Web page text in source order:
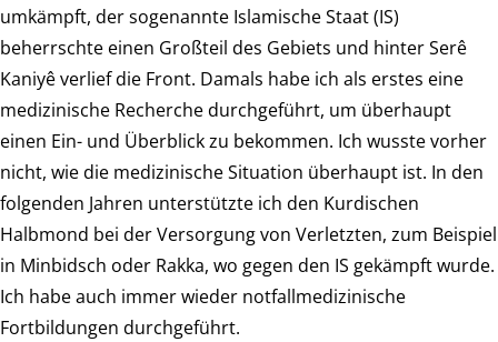
umkämpft, der sogenannte Islamische Staat (IS)
beherrschte einen Großteil des Gebiets und hinter Serê
Kaniyê verlief die Front. Damals habe ich als erstes eine
medizinische Recherche durchgeführt, um überhaupt
einen Ein- und Überblick zu bekommen. Ich wusste vorher
nicht, wie die medizinische Situation überhaupt ist. In den
folgenden Jahren unterstützte ich den Kurdischen
Halbmond bei der Versorgung von Verletzten, zum Beispiel
in Minbidsch oder Rakka, wo gegen den IS gekämpft wurde.
Ich habe auch immer wieder notfallmedizinische
Fortbildungen durchgeführt.